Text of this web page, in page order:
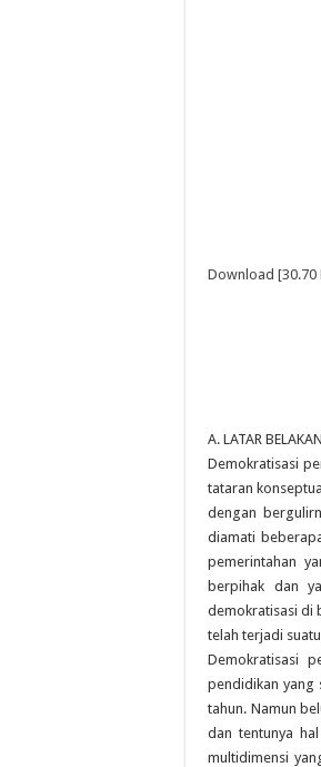
Download [30.70
A. LATAR
Demokratisasi
tataran
dengan
diamati
pemerintahan
berpihak dan
demokratisasi di
telah terjadi
Demokratisasi
pendidikan yang
tahun. Namun
dan tentunya
multidimensi